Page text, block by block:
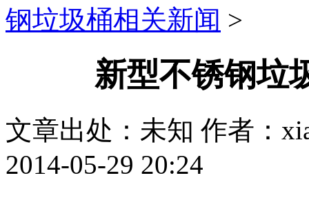
钢垃圾桶相关新闻 >
新型不锈钢垃
文章出处：未知 作者：
2014-05-29 20:24